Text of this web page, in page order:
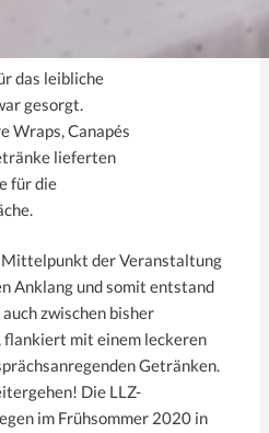
das leibliche
gesorgt.
Wraps, Canapés
lieferten
für die
Mittelpunkt der Veranstaltung
Anklang und somit entstand
zwischen bisher
flankiert mit einem leckeren
Getränken.
Die LLZ-
im Frühsommer 2020 in